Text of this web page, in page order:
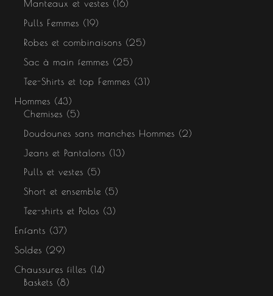
Manteaux et vestes
16
Pulls Femmes
19
Robes et combinaisons
25
Sac à main femmes
25
Tee-Shirts et top Femmes
31
Hommes
43
Chemises
5
Doudounes sans manches Hommes
2
Jeans et Pantalons
13
Pulls et vestes
5
Short et ensemble
5
Tee-shirts et Polos
3
Enfants
37
Soldes
29
Chaussures filles
14
Baskets
8